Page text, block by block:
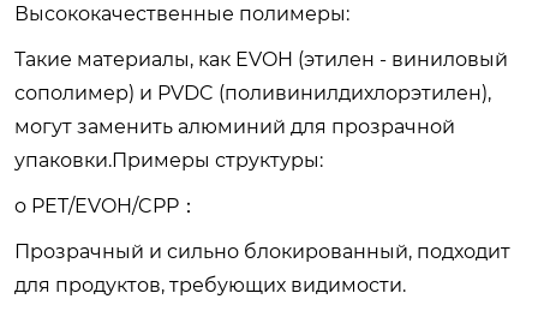
Высококачественные полимеры:
Такие материалы, как EVOH (этилен - виниловый
сополимер) и PVDC (поливинилдихлорэтилен),
могут заменить алюминий для прозрачной
упаковки.Примеры структуры:
o PET/EVOH/CPP：
Прозрачный и сильно блокированный, подходит
для продуктов, требующих видимости.